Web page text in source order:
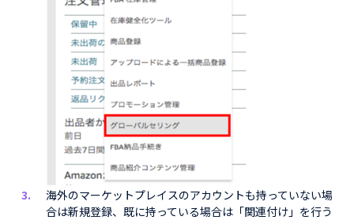
海外のマーケットプレイスのアカウントも持っていない場
合は新規登録、既に持っている場合は「関連付け」を行う